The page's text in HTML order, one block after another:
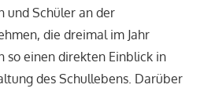
und Schüler an der
die dreimal im Jahr
einen direkten Einblick in
des Schullebens. Darüber